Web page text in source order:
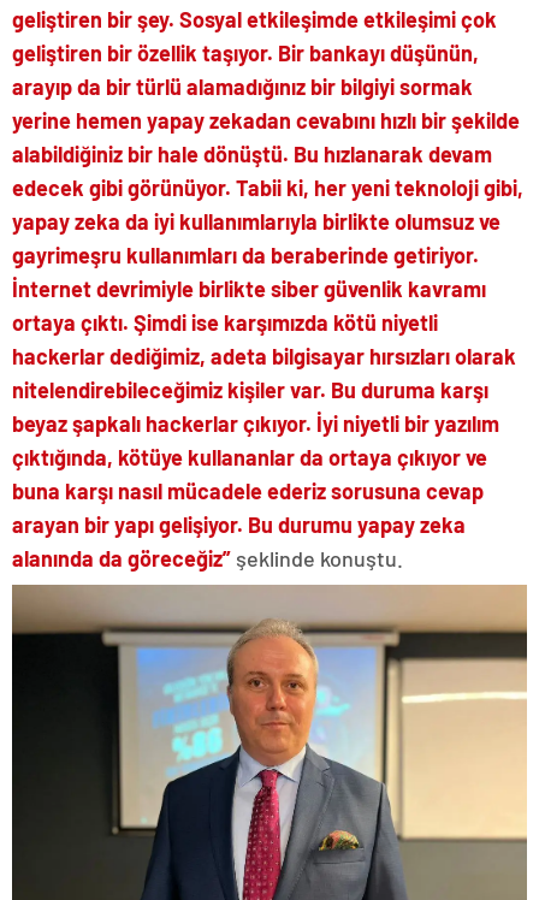
geliştiren bir şey. Sosyal etkileşimde etkileşimi çok
geliştiren bir özellik taşıyor. Bir bankayı düşünün,
arayıp da bir türlü alamadığınız bir bilgiyi sormak
yerine hemen yapay zekadan cevabını hızlı bir şekilde
alabildiğiniz bir hale dönüştü. Bu hızlanarak devam
edecek gibi görünüyor. Tabii ki, her yeni teknoloji gibi,
yapay zeka da iyi kullanımlarıyla birlikte olumsuz ve
gayrimeşru kullanımları da beraberinde getiriyor.
İnternet devrimiyle birlikte siber güvenlik kavramı
ortaya çıktı. Şimdi ise karşımızda kötü niyetli
hackerlar dediğimiz, adeta bilgisayar hırsızları olarak
nitelendirebileceğimiz kişiler var. Bu duruma karşı
beyaz şapkalı hackerlar çıkıyor. İyi niyetli bir yazılım
çıktığında, kötüye kullananlar da ortaya çıkıyor ve
buna karşı nasıl mücadele ederiz sorusuna cevap
arayan bir yapı gelişiyor. Bu durumu yapay zeka
alanında da göreceğiz” şeklinde konuştu.